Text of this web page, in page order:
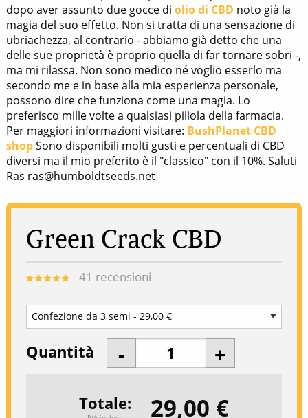
dopo aver assunto due gocce di olio di CBD noto già la
magia del suo effetto. Non si tratta di una sensazione di
ubriachezza, al contrario - abbiamo già detto che una
delle sue proprietà è proprio quella di far tornare sobri -,
ma mi rilassa. Non sono medico né voglio esserlo ma
secondo me e in base alla mia esperienza personale,
possono dire che funziona come una magia. Lo
preferisco mille volte a qualsiasi pillola della farmacia.
Per maggiori informazioni visitare: BushPlanet CBD
shopSono disponibili molti gusti e percentuali di CBD
diversi ma il mio preferito è il "classico" con il 10%. Saluti
Ras ras@humboldtseeds.net
Green Crack CBD
41 recensioni
Quantità
Totale 29,00 €